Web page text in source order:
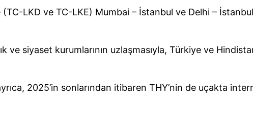
(TC-LKD ve TC-LKE) Mumbai – İstanbul ve Delhi –
siyaset kurumlarının uzlaşmasıyla, Türkiye ve Hindistan
2025’in sonlarından itibaren THY’nin de uçakta